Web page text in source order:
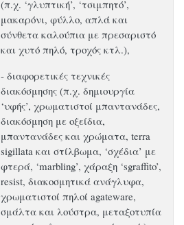
(π.χ. ‘γλυπτική’, ‘τσιμπητό’,
μακαρόνι, φύλλο, απλά και
σύνθετα καλούπια με πρεσαριστό
και χυτό πηλό, τροχός κτλ.),
- διαφορετικές τεχνικές
διακόσμησης (π.χ. δημιουργία
‘υφής’, χρωματιστοί μπαντανάδες,
διακόσμηση με οξείδια,
μπαντανάδες και χρώματα, terra
sigillata και στίλβωμα, ‘σχέδια’ με
φτερά, ‘marbling’, χάραξη ‘sgraffito’,
resist, διακοσμητικά ανάγλυφα,
χρωματιστοί πηλοί agateware,
σμάλτα και λούστρα, μεταξοτυπία